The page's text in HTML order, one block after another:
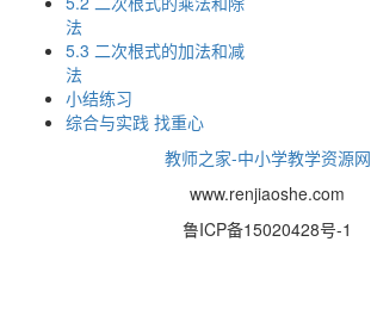
法
5.3 二次根式的加法和减
法
小结练习
综合与实践 找重心
教师之家-中小学教学资源网
www.renjiaoshe.com
鲁ICP备15020428号-1